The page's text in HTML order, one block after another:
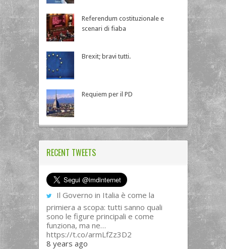
Referendum costituzionale e
scenari di fiaba
Brexit; bravi tutti.
Requiem per il PD
RECENT TWEETS
Il Governo in Italia è come la
primiera a scopa: tutti sanno quali
sono le figure principali e come
funziona, ma ne…
https://t.co/armLfZz3D2
8 years ago